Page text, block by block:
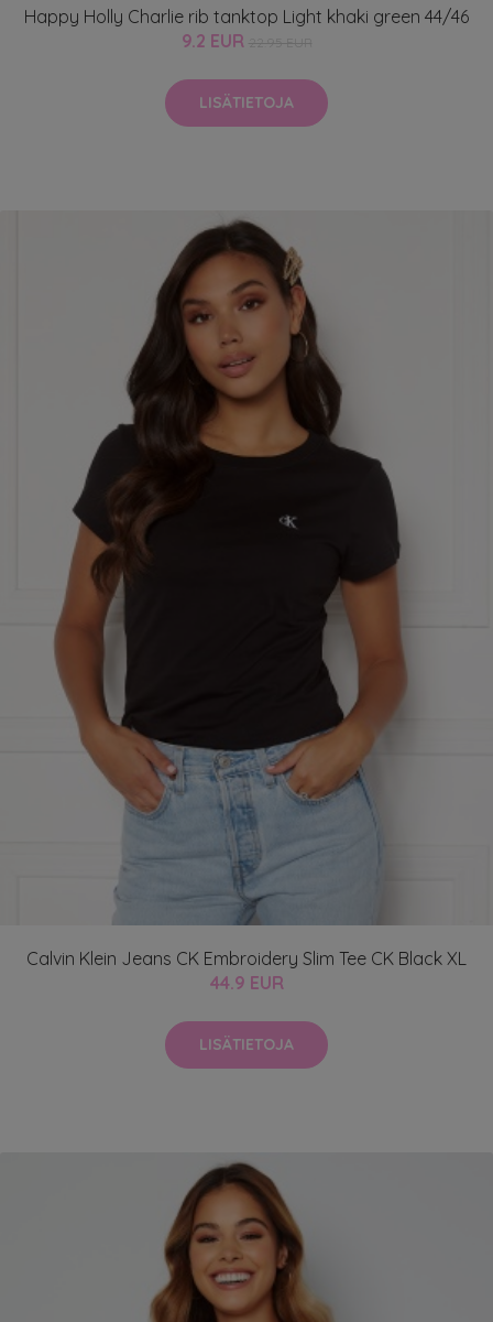
Happy Holly Charlie rib tanktop Light khaki green 44/46
9.2 EUR
LISÄTIETOJA
Calvin Klein Jeans CK Embroidery Slim Tee CK Black XL
44.9 EUR
LISÄTIETOJA